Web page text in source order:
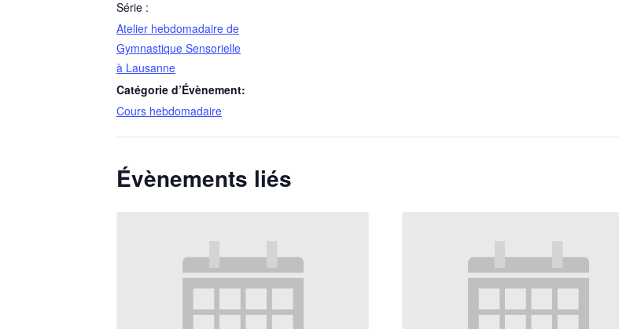
Série :
Atelier hebdomadaire de
Gymnastique Sensorielle
à Lausanne
Catégorie d’Évènement:
Cours hebdomadaire
Évènements liés